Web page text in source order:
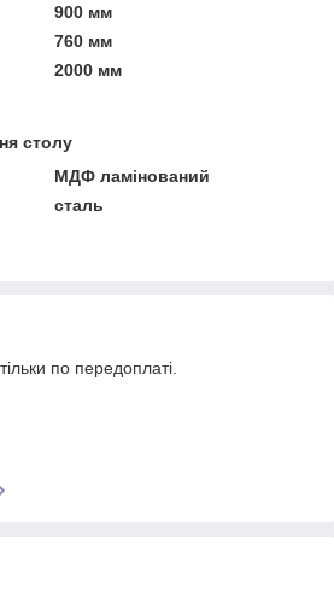
900 мм
760 мм
2000 мм
столу
МДФ ламінований
сталь
по передоплаті.